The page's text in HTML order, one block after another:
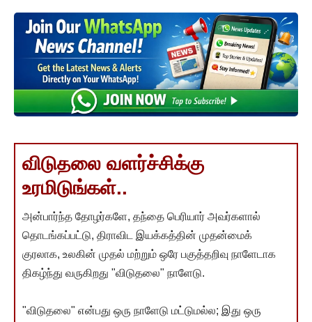
விடுதலை வளர்ச்சிக்கு
உரமிடுங்கள்..
அன்பார்ந்த தோழர்களே, தந்தை பெரியார் அவர்களால்
தொடங்கப்பட்டு, திராவிட இயக்கத்தின் முதன்மைக்
குரலாக, உலகின் முதல் மற்றும் ஒரே பகுத்தறிவு நாளேடாக
திகழ்ந்து வருகிறது "விடுதலை" நாளேடு.
"விடுதலை" என்பது ஒரு நாளேடு மட்டுமல்ல; இது ஒரு